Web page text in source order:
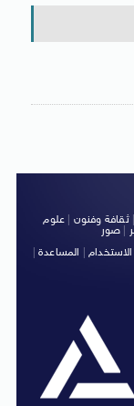
ثقافة وفنون
علوم
صور
| المساعدة|